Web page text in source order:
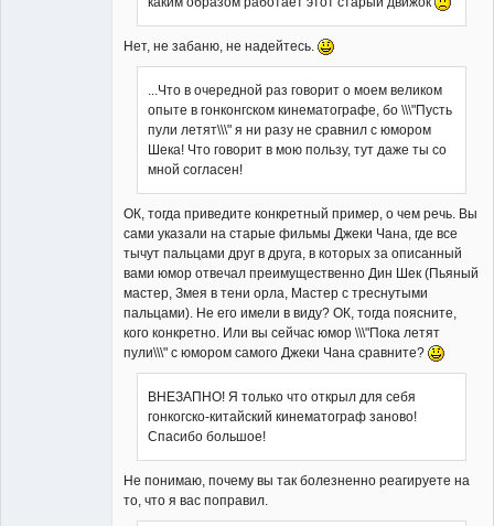
Нет, не забаню, не надейтесь.
...Что в очередной раз говорит о моем великом
опыте в гонконгском кинематографе, бо \\\"Пусть
пули летят\\\" я ни разу не сравнил с юмором
Шека! Что говорит в мою пользу, тут даже ты со
мной согласен!
ОК, тогда приведите конкретный пример, о чем речь. Вы
сами указали на старые фильмы Джеки Чана, где все
тычут пальцами друг в друга, в которых за описанный
вами юмор отвечал преимущественно Дин Шек (Пьяный
мастер, Змея в тени орла, Мастер с треснутыми
пальцами). Не его имели в виду? ОК, тогда поясните,
кого конкретно. Или вы сейчас юмор \\\"Пока летят
пули\\\" с юмором самого Джеки Чана сравните?
ВНЕЗАПНО! Я только что открыл для себя
гонкогско-китайский кинематограф заново!
Спасибо большое!
Не понимаю, почему вы так болезненно реагируете на
то, что я вас поправил.